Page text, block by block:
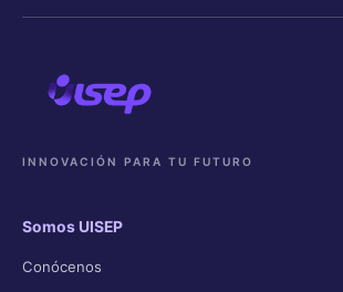
INNOVACIÓN PARA TU FUTURO
Somos UISEP
Conócenos